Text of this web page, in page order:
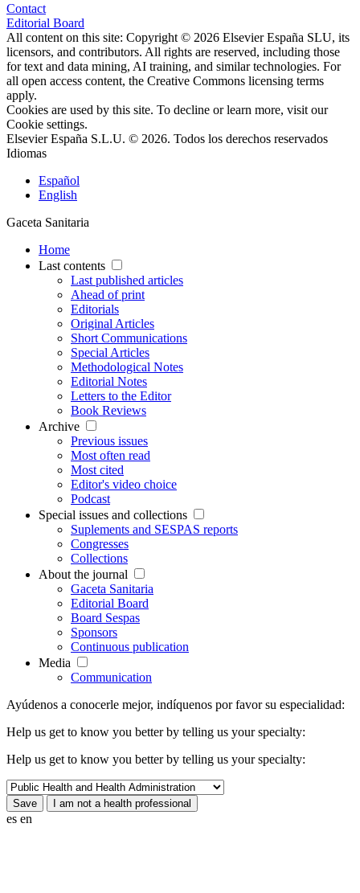
Contact
Editorial Board
All content on this site: Copyright © 2026 Elsevier España SLU, its
licensors, and contributors. All rights are reserved, including those
for text and data mining, AI training, and similar technologies. For
all open access content, the Creative Commons licensing terms
apply.
Cookies are used by this site. To decline or learn more, visit our
Cookie settings.
Elsevier España S.L.U. © 2026. Todos los derechos reservados
Idiomas
Español
English
Gaceta Sanitaria
Home
Last contents
Last published articles
Ahead of print
Editorials
Original Articles
Short Communications
Special Articles
Methodological Notes
Editorial Notes
Letters to the Editor
Book Reviews
Archive
Previous issues
Most often read
Most cited
Editor's video choice
Podcast
Special issues and collections
Suplements and SESPAS reports
Congresses
Collections
About the journal
Gaceta Sanitaria
Editorial Board
Board Sespas
Sponsors
Continuous publication
Media
Communication
Ayúdenos a conocerle mejor, indíquenos por favor su especialidad:
Help us get to know you better by telling us your specialty:
Help us get to know you better by telling us your specialty:
es en